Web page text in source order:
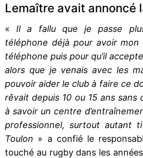
Lemaître avait annoncé
« Il a fallu que je passe
téléphone déjà pour avoir mon
téléphone puis pour qu’il
alors que je venais avec les
pouvoir aider le club à faire ce
rêvait depuis 10 ou 15 ans sans
à savoir un centre
professionnel, surtout autant
Toulon » a confié le
touché au rugby dans les